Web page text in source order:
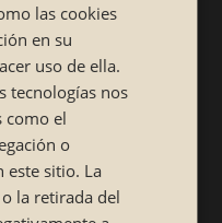
alga nori rellenos
Si te
chinos
para ti, ¡porque se
sushi más bonitos
CATALÁN
las cookies
en su
uso de ella.
tecnologías nos
como el
o
este sitio. La
la retirada del